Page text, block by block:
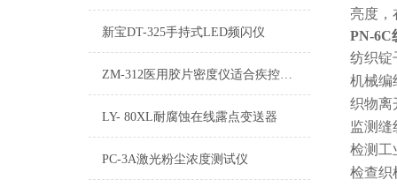
新宝DT-325手持式LED频闪仪
ZM-312医用胶片密度仪适合疾控中心、医院、医疗研究行业胶片检测使用
LY- 80XL耐腐蚀在线露点变送器
PC-3A激光粉尘浓度测试仪
亮度，
PN-6C
纺织锭
机械编
织物离
监测
检测工
检查织